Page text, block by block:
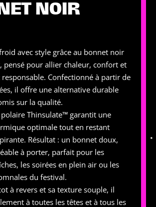
NOIR
avec style grâce au bonnet noir
pensé pour allier chaleur, confort et
Confectionné à partir de
il offre une alternative durable
sur la qualité.
Thinsulate™ garantit une
optimale tout en restant
Résultat : un bonnet doux,
à porter, parfait pour les
les soirées en plein air ou les
du festival.
à revers et sa texture souple, il
à toutes les têtes et à tous les